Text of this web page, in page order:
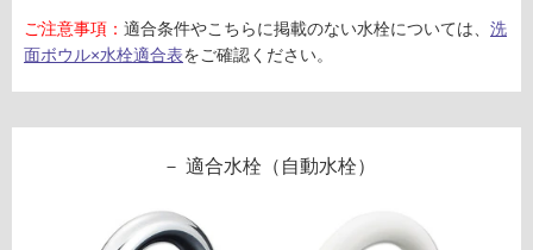
バー
運賃表
ご注意事項： 適合条件やこちらに掲載のない水栓については、 洗
面ボウル×水栓適合表をご確認ください。
適合水栓（自動水栓）